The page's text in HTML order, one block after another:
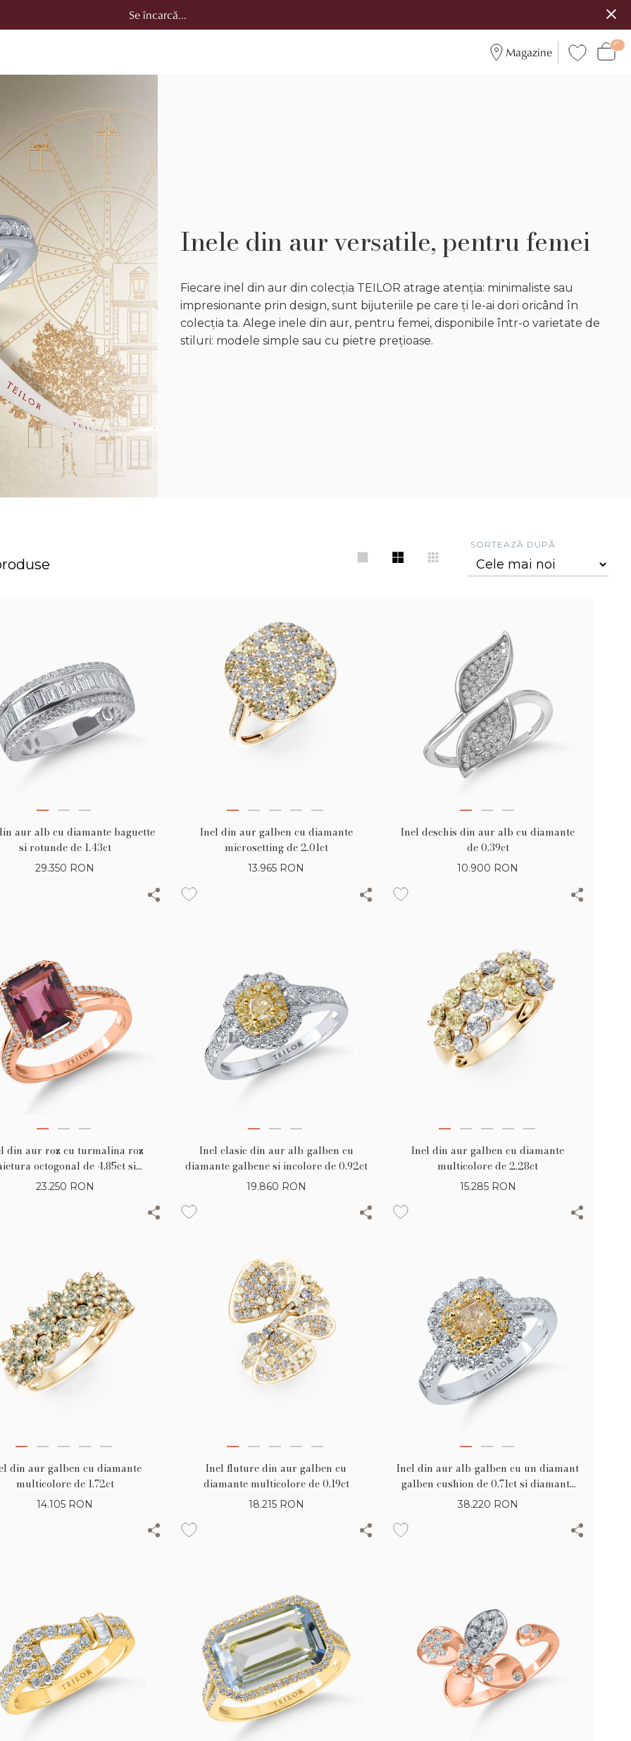
Se încarcă...
Magazine
Inele din aur versatile, pentru femei
Fiecare inel din aur din colecția TEILOR atrage atenția: minimaliste sau
impresionante prin design, sunt bijuteriile pe care ți le-ai dori oricând în
colecția ta. Alege inele din aur, pentru femei, disponibile într-o varietate de
stiluri: modele simple sau cu pietre prețioase.
SORTEAZĂ DUPĂ
aur alb cu diamante baguette
si rotunde de 1.43ct
29.350 RON
Inel din aur galben cu diamante
microsetting de 2.01ct
13.965 RON
Inel deschis din aur alb cu diamante
de 0.39ct
10.900 RON
din aur roz cu turmalina roz
octogonal de 4.85ct si
diamante de 0.23ct
23.250 RON
Inel clasic din aur alb-galben cu
diamante galbene si incolore de 0.92ct
19.860 RON
Inel din aur galben cu diamante
multicolore de 2.28ct
15.285 RON
din aur galben cu diamante
multicolore de 1.72ct
14.105 RON
Inel fluture din aur galben cu
diamante multicolore de 0.19ct
18.215 RON
Inel din aur alb-galben cu un diamant
galben cushion de 0.71ct si diamante
galbene si incolore de 0.98ct
38.220 RON